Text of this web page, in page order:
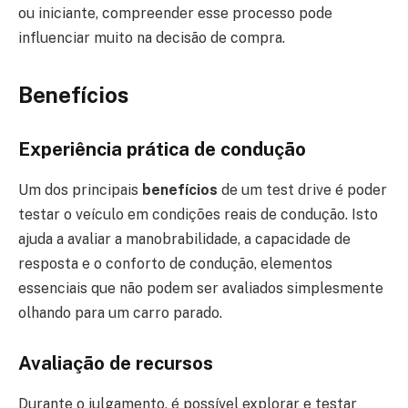
ou iniciante, compreender esse processo pode
influenciar muito na decisão de compra.
Benefícios
Experiência prática de condução
Um dos principais benefícios de um test drive é poder
testar o veículo em condições reais de condução. Isto
ajuda a avaliar a manobrabilidade, a capacidade de
resposta e o conforto de condução, elementos
essenciais que não podem ser avaliados simplesmente
olhando para um carro parado.
Avaliação de recursos
Durante o julgamento, é possível explorar e testar